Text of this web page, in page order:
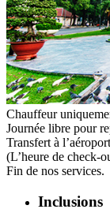
Chauffeur
Journée libre pour
Transfert à
(L’heure de check-
Fin de nos services.
Inclusions